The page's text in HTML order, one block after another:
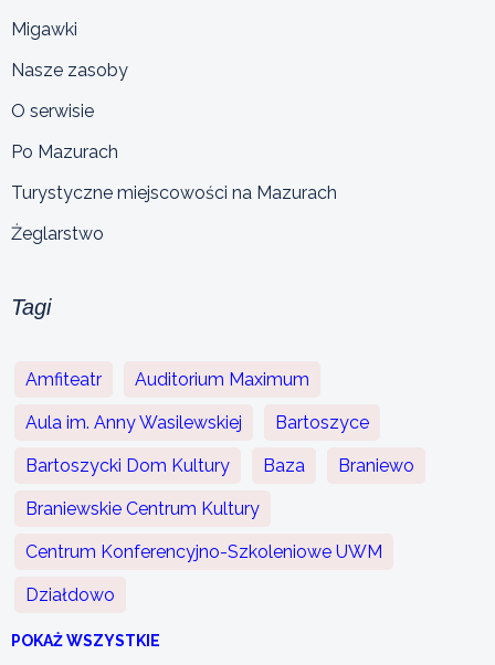
Migawki
Nasze zasoby
O serwisie
Po Mazurach
Turystyczne miejscowości na Mazurach
Żeglarstwo
Tagi
Amfiteatr Auditorium Maximum
Aula im. Anny Wasilewskiej Bartoszyce
Bartoszycki Dom Kultury Baza Braniewo
Braniewskie Centrum Kultury
Centrum Konferencyjno-Szkoleniowe UWM
Działdowo
POKAŻ WSZYSTKIE